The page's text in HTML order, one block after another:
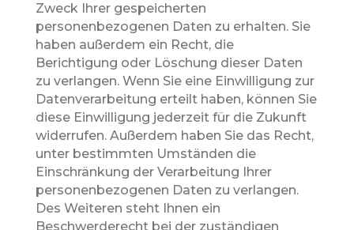
Zweck Ihrer gespeicherten
personenbezogenen Daten zu erhalten. Sie
haben außerdem ein Recht, die
Berichtigung oder Löschung dieser Daten
zu verlangen. Wenn Sie eine Einwilligung zur
Datenverarbeitung erteilt haben, können Sie
diese Einwilligung jederzeit für die Zukunft
widerrufen. Außerdem haben Sie das Recht,
unter bestimmten Umständen die
Einschränkung der Verarbeitung Ihrer
personenbezogenen Daten zu verlangen.
Des Weiteren steht Ihnen ein
Beschwerderecht bei der zuständigen